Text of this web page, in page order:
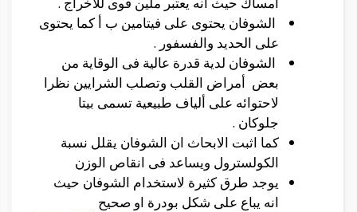
الشوفان يحتوى على فيتامين ب أ كما يحتوى
على الحديد والفسفور .
الشوفان لدية قدرة عالية فى الوقاية من
بعض أمراض القلب وتصلب الشرايين نظرا
لاحتوائه على ألياف طبيعية تسمى بيتا
جلوكان .
كما اثبت الابحاث ان الشوفان يقلل نسبة
الكولسترول ويساعد فى انقاص الوزن
يوجد طرق كثيرة لاستخدام الشوفان حيث
انه يباع على شكل بودرة او صحيح